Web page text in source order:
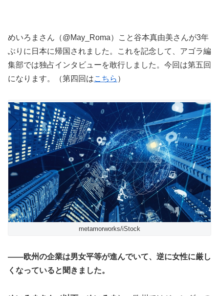
めいろまさん（@May_Roma）こと谷本真由美さんが3年
ぶりに日本に帰国されました。これを記念して、アゴラ編
集部では独占インタビューを敢行しました。今回は第五回
になります。（第四回はこちら ）
metamorworks/iStock
——欧州の企業は男女平等が進んでいて、逆に女性に厳し
くなっていると聞きました。